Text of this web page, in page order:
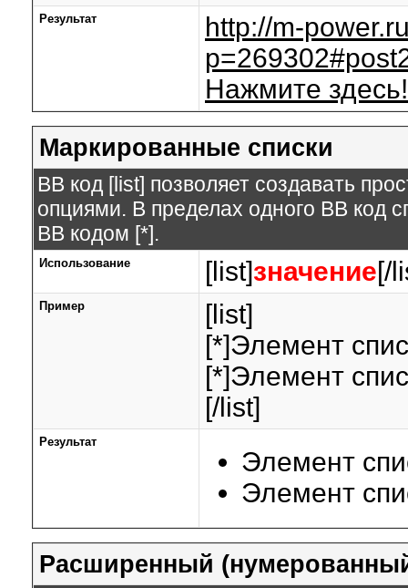
Результат
http://m-
Нажмите здесь!
Маркированные списки
BB код [list] позволяет создавать
опциями. В пределах одного BB код
BB кодом [*].
Использование [list]значение[/
Пример
[list]
[*]Элемент
[*]Элемент
[/list]
Результат
Элемент
Элемент
Расширенный